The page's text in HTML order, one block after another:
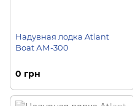
Надувная лодка Atlant
Boat АМ-300
0 грн